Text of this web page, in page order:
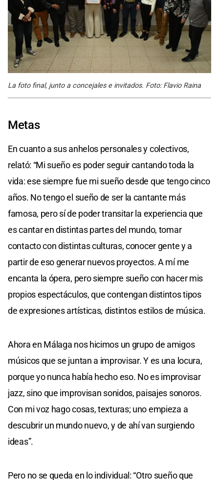
La foto final, junto a concejales e invitados. Foto: Flavio Raina
Metas
En cuanto a sus anhelos personales y colectivos,
relató: “Mi sueño es poder seguir cantando toda la
vida: ese siempre fue mi sueño desde que tengo cinco
años. No tengo el sueño de ser la cantante más
famosa, pero sí de poder transitar la experiencia que
es cantar en distintas partes del mundo, tomar
contacto con distintas culturas, conocer gente y a
partir de eso generar nuevos proyectos. A mí me
encanta la ópera, pero siempre sueño con hacer mis
propios espectáculos, que contengan distintos tipos
de expresiones artísticas, distintos estilos de música.
Ahora en Málaga nos hicimos un grupo de amigos
músicos que se juntan a improvisar. Y es una locura,
porque yo nunca había hecho eso. No es improvisar
jazz, sino que improvisan sonidos, paisajes sonoros.
Con mi voz hago cosas, texturas; uno empieza a
descubrir un mundo nuevo, y de ahí van surgiendo
ideas”.
Pero no se queda en lo individual: “Otro sueño que